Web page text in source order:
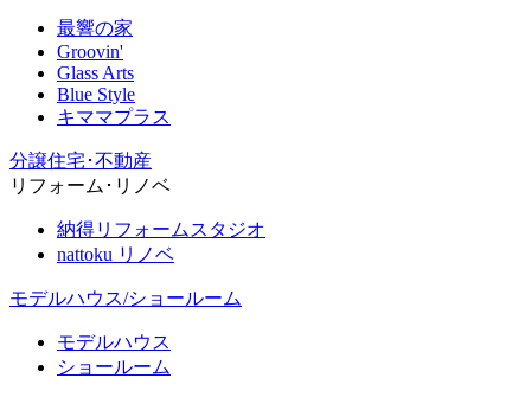
最響の家
Groovin'
Glass Arts
Blue Style
キママプラス
分譲住宅･不動産
リフォーム･リノベ
納得リフォームスタジオ
nattoku リノベ
モデルハウス/ショールーム
モデルハウス
ショールーム